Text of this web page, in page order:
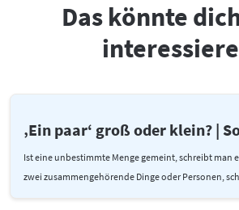
Das könnte
‚Ein paar‘ groß oder klein? |
Ist eine unbestimmte Menge gemeint, schreibt man
zwei zusammengehörende Dinge oder Personen,